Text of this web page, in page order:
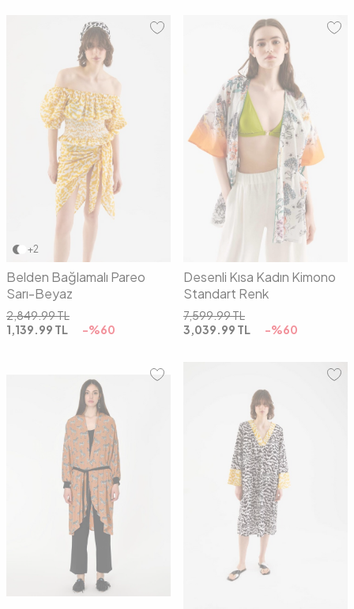
+2
00
Belden Bağlamalı Pareo
Sarı-Beyaz
2,849.99TL
1,139.99 TL -%60
Desenli Kısa Kadın Kimono
Standart Renk
7,599.99TL
3,039.99 TL -%60
01 02 38 40